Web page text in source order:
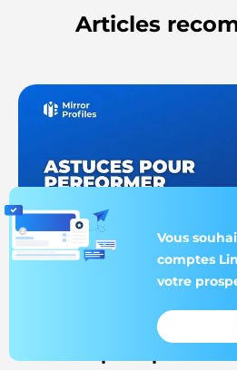
Articles
MirrorProfiles | 13
Vous
comptes
votre